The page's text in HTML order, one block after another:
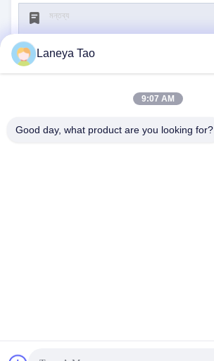
জমা দিন
Laneya Tao
9:07 AM
Good day, what product are you looking for?